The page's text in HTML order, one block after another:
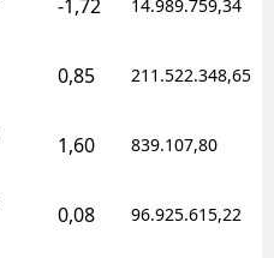
-1,72 14.989.759,34
0,85 211.522.348,65
1,60 839.107,80
0,08 96.925.615,22